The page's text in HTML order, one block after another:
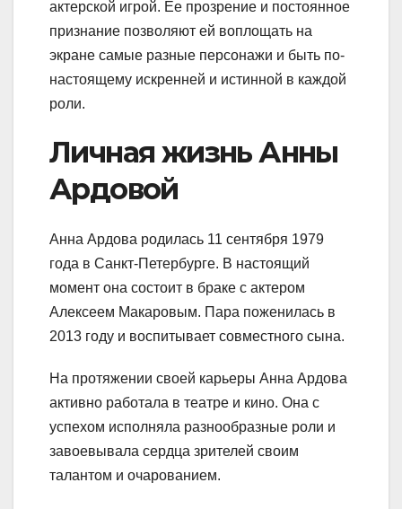
актерской игрой. Ее прозрение и постоянное
признание позволяют ей воплощать на
экране самые разные персонажи и быть по-
настоящему искренней и истинной в каждой
роли.
Личная жизнь Анны
Ардовой
Анна Ардова родилась 11 сентября 1979
года в Санкт-Петербурге. В настоящий
момент она состоит в браке с актером
Алексеем Макаровым. Пара поженилась в
2013 году и воспитывает совместного сына.
На протяжении своей карьеры Анна Ардова
активно работала в театре и кино. Она с
успехом исполняла разнообразные роли и
завоевывала сердца зрителей своим
талантом и очарованием.